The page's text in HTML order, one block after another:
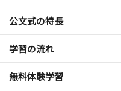
公文式の特長
学習の流れ
無料体験学習